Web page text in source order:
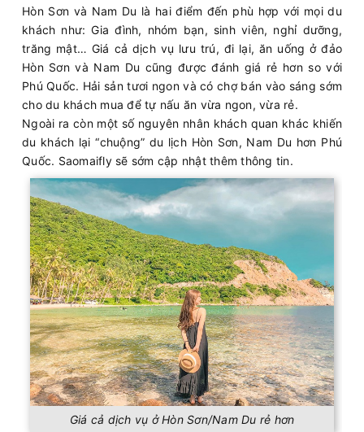
Hòn Sơn và Nam Du là hai điểm đến phù hợp với mọi du
khách như: Gia đình, nhóm bạn, sinh viên, nghỉ dưỡng,
trăng mật… Giá cả dịch vụ lưu trú, đi lại, ăn uống ở đảo
Hòn Sơn và Nam Du cũng được đánh giá rẻ hơn so với
Phú Quốc. Hải sản tươi ngon và có chợ bán vào sáng sớm
cho du khách mua để tự nấu ăn vừa ngon, vừa rẻ.
Ngoài ra còn một số nguyên nhân khách quan khác khiến
du khách lại “chuộng” du lịch Hòn Sơn, Nam Du hơn Phú
Quốc. Saomaifly sẽ sớm cập nhật thêm thông tin.
Giá cả dịch vụ ở Hòn Sơn/Nam Du rẻ hơn